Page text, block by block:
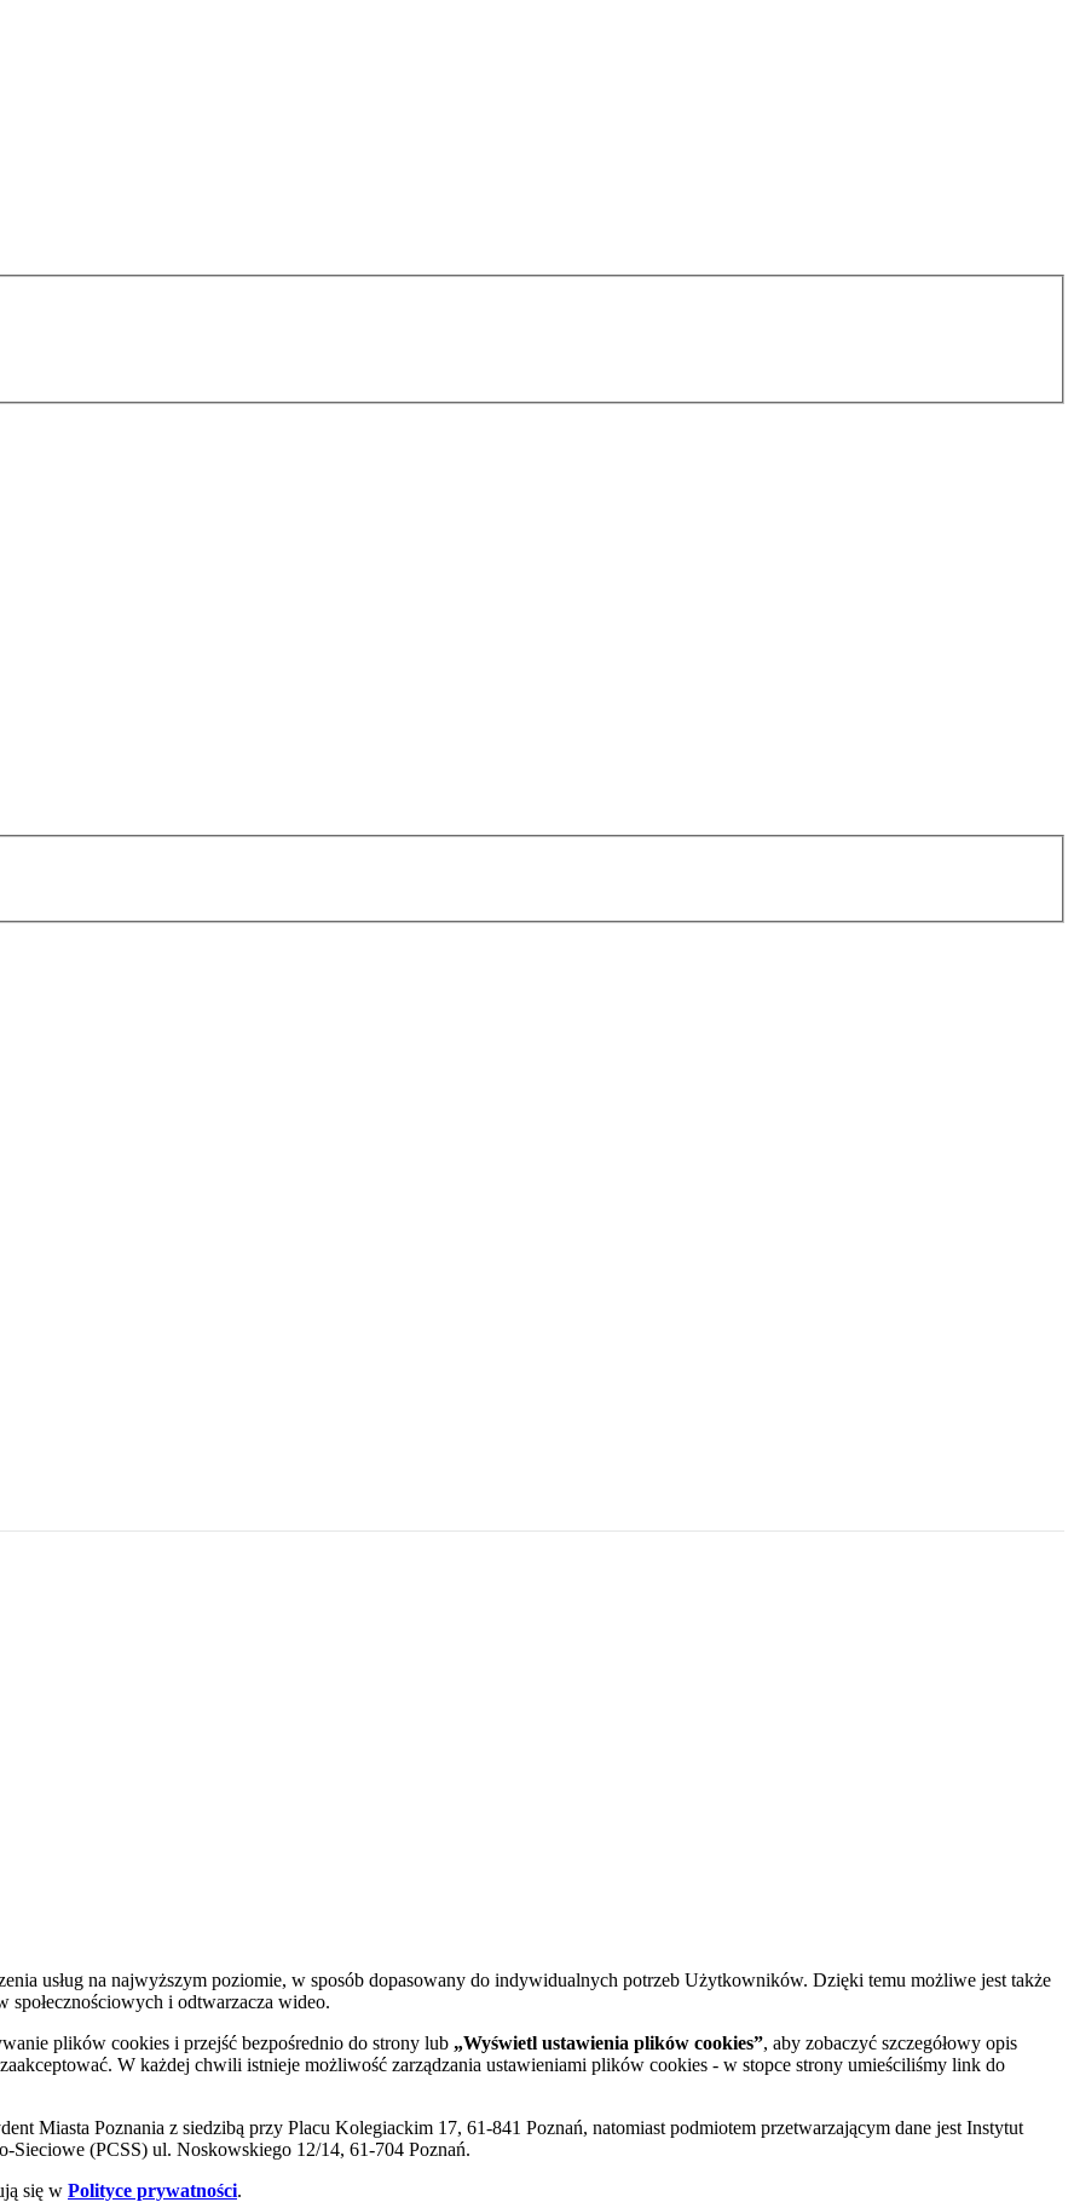
usług na najwyższym poziomie, w sposób dopasowany do indywidualnych potrzeb Użytkowników. Dzięki temu możliwe jest także
i odtwarzacza wideo.
plików cookies i przejść bezpośrednio do strony lub „Wyświetl ustawienia plików cookies”, aby zobaczyć szczegółowy opis
W każdej chwili istnieje możliwość zarządzania ustawieniami plików cookies - w stopce strony umieściliśmy link do
Miasta Poznania z siedzibą przy Placu Kolegiackim 17, 61-841 Poznań, natomiast podmiotem przetwarzającym dane jest Instytut
(PCSS) ul. Noskowskiego 12/14, 61-704 Poznań.
się w Polityce prywatności.